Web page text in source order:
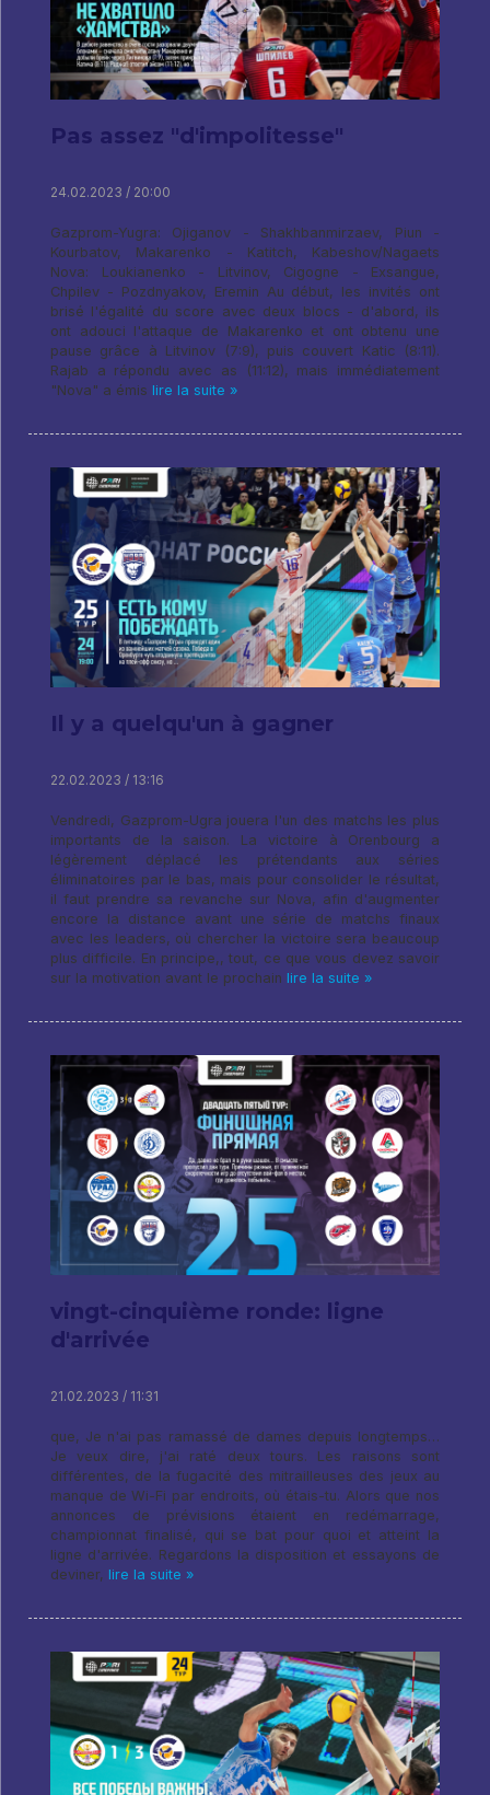
Pas assez "d'impolitesse"
24.02.2023 / 20:00
Gazprom-Yugra: Ojiganov - Shakhbanmirzaev, Piun -
Kourbatov, Makarenko - Katitch, Kabeshov/Nagaets
Nova: Loukianenko - Litvinov, Cigogne - Exsangue,
Chpilev - Pozdnyakov, Eremin Au début, les invités ont
brisé l'égalité du score avec deux blocs - d'abord, ils
ont adouci l'attaque de Makarenko et ont obtenu une
pause grâce à Litvinov (7:9), puis couvert Katic (8:11).
Rajab a répondu avec as (11:12), mais immédiatement
"Nova" a émis lire la suite »
Il y a quelqu'un à gagner
22.02.2023 / 13:16
Vendredi, Gazprom-Ugra jouera l'un des matchs les plus
importants de la saison. La victoire à Orenbourg a
légèrement déplacé les prétendants aux séries
éliminatoires par le bas, mais pour consolider le résultat,
il faut prendre sa revanche sur Nova, afin d'augmenter
encore la distance avant une série de matchs finaux
avec les leaders, où chercher la victoire sera beaucoup
plus difficile. En principe,, tout, ce que vous devez savoir
sur la motivation avant le prochain lire la suite »
vingt-cinquième ronde: ligne
d'arrivée
21.02.2023 / 11:31
que, Je n'ai pas ramassé de dames depuis longtemps…
Je veux dire, j'ai raté deux tours. Les raisons sont
différentes, de la fugacité des mitrailleuses des jeux au
manque de Wi-Fi par endroits, où étais-tu. Alors que nos
annonces de prévisions étaient en redémarrage,
championnat finalisé, qui se bat pour quoi et atteint la
ligne d'arrivée. Regardons la disposition et essayons de
deviner, lire la suite »